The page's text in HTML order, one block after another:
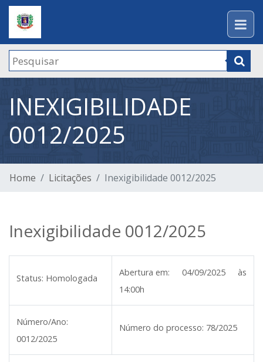
INEXIGIBILIDADE
0012/2025
Home Licitações Inexigibilidade 0012/2025
Inexigibilidade 0012/2025
Status: Homologada
Abertura em:
04/09/2025 às
14:00h
Número/Ano:
0012/2025
Número do processo: 78/2025